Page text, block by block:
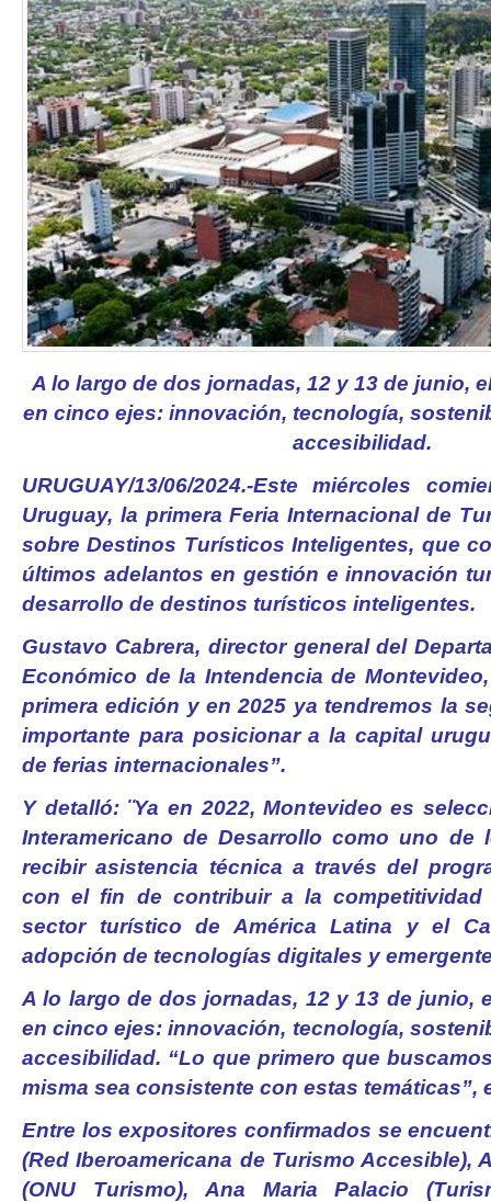
A lo largo de dos jornadas, 12 y 13 de junio,
en cinco ejes: innovación, tecnología,
accesibilidad.
URUGUAY/13/06/2024.-Este miércoles
Uruguay, la primera Feria Internacional de
sobre Destinos Turísticos Inteligentes, que
últimos adelantos en gestión e innovación
desarrollo de destinos turísticos inteligentes.
Gustavo Cabrera, director general del
Económico de la Intendencia de
primera edición y en 2025 ya tendremos la
importante para posicionar a la capital
de ferias internacionales”.
Y detalló: ¨Ya en 2022, Montevideo es
Interamericano de Desarrollo como uno de
recibir asistencia técnica a través del
con el fin de contribuir a la
sector turístico de América Latina y el
adopción de tecnologías digitales y
A lo largo de dos jornadas, 12 y 13 de junio,
en cinco ejes: innovación, tecnología,
accesibilidad. “Lo que primero que
misma sea consistente con estas temáticas”,
Entre los expositores confirmados se
(Red Iberoamericana de Turismo Accesible),
(ONU Turismo), Ana Maria Palacio